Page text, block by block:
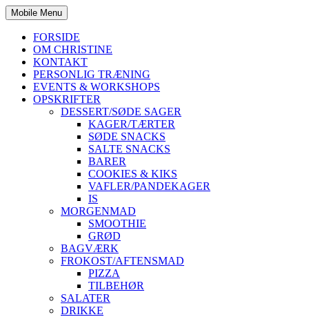
Mobile Menu
FORSIDE
OM CHRISTINE
KONTAKT
PERSONLIG TRÆNING
EVENTS & WORKSHOPS
OPSKRIFTER
DESSERT/SØDE SAGER
KAGER/TÆRTER
SØDE SNACKS
SALTE SNACKS
BARER
COOKIES & KIKS
VAFLER/PANDEKAGER
IS
MORGENMAD
SMOOTHIE
GRØD
BAGVÆRK
FROKOST/AFTENSMAD
PIZZA
TILBEHØR
SALATER
DRIKKE